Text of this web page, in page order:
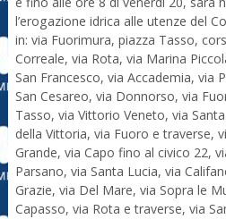
l’erogazione idrica alle utenze del
in: via Fuorimura, piazza Tasso,
Correale, via Rota, via Marina
San Francesco, via Accademia, via
San Cesareo, via Donnorso, via
Tasso, via Vittorio Veneto, via
della Vittoria, via Fuoro e traverse,
Grande, via Capo fino al civico 22,
Parsano, via Santa Lucia, via
Grazie, via Del Mare, via Sopra le
Capasso, via Rota e traverse, via